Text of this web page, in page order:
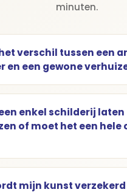
minuten.
verschil tussen een
en een gewone
enkel schilderij laten
of moet het een hele
mijn kunst